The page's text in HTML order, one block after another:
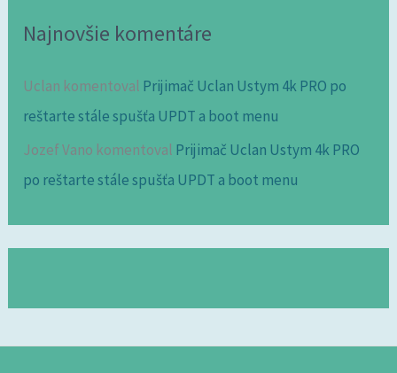
Najnovšie komentáre
Uclan komentoval Prijimač Uclan Ustym 4k PRO po
reštarte stále spušťa UPDT a boot menu
Jozef Vano komentoval Prijimač Uclan Ustym 4k PRO
po reštarte stále spušťa UPDT a boot menu